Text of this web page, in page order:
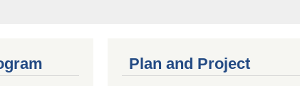
Plan and Project